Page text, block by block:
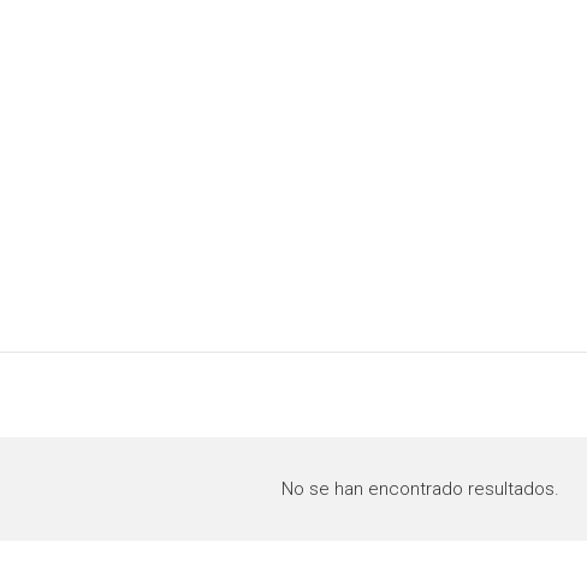
No se han encontrado resultados.